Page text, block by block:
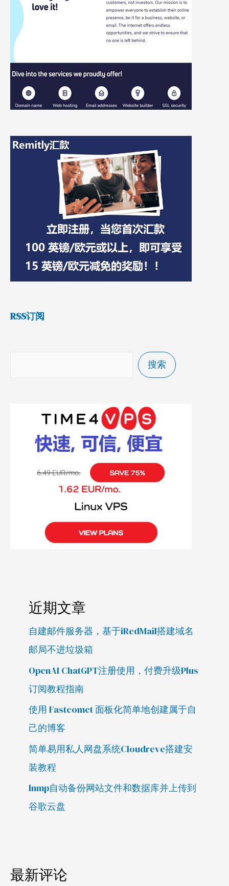
RSS订阅
搜索
近期文章
自建邮件服务器，基于iRedMail搭建域名
邮局不进垃圾箱
OpenAI ChatGPT注册使用，付费升级Plus
订阅教程指南
使用 Fastcomet 面板化简单地创建属于自
己的博客
简单易用私人网盘系统Cloudreve搭建安
装教程
lnmp自动备份网站文件和数据库并上传到
谷歌云盘
最新评论